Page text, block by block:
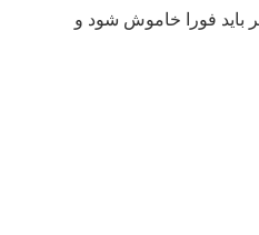
باید فورا خاموش شود و